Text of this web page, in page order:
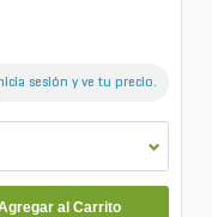
sesión y ve tu precio.
al Carrito